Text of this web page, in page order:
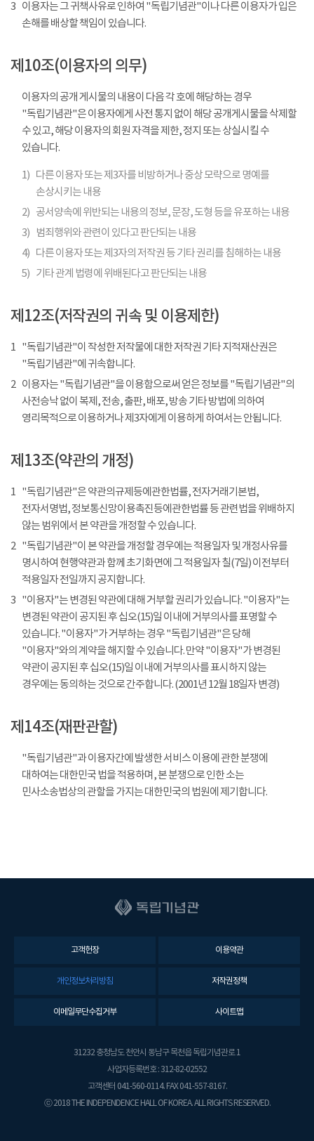
3 이용자는 그 귀책사유로 인하여 "독립기념관"이나 다른 이용자가 입은
손해를 배상할 책임이 있습니다.
제10조(이용자의 의무)
이용자의 공개 게시물의 내용이 다음 각 호에 해당하는 경우
"독립기념관"은 이용자에게 사전 통지 없이 해당 공개게시물을 삭제할
수 있고, 해당 이용자의 회원 자격을 제한, 정지 또는 상실시킬 수
있습니다.
1) 다른 이용자 또는 제3자를 비방하거나 중상 모략으로 명예를
손상시키는 내용
2) 공서양속에 위반되는 내용의 정보, 문장, 도형 등을 유포하는 내용
3)
범죄행위와 관련이 있다고 판단되는 내용
4) 다른 이용자 또는 제3자의 저작권 등 기타 권리를 침해하는 내용
5) 기타 관계 법령에 위배된다고 판단되는 내용
제12조(저작권의 귀속 및 이용제한)
1 "독립기념관"이 작성한 저작물에 대한 저작권 기타 지적재산권은
"독립기념관"에 귀속합니다.
2 이용자는 "독립기념관"을 이용함으로써 얻은 정보를 "독립기념관"의
사전승낙 없이 복제, 전송, 출판, 배포, 방송 기타 방법에 의하여
영리목적으로 이용하거나 제3자에게 이용하게 하여서는 안됩니다.
제13조(약관의 개정)
1 "독립기념관"은 약관의규제등에관한법률, 전자거래기본법,
전자서명법, 정보통신망이용촉진등에관한법률 등 관련법을 위배하지
않는 범위에서 본 약관을 개정할 수 있습니다.
2 "독립기념관"이 본 약관을 개정할 경우에는 적용일자 및 개정사유를
명시하여 현행약관과 함께 초기화면에 그 적용일자 칠(7일) 이전부터
적용일자 전일까지 공지합니다.
3 "이용자"는 변경된 약관에 대해 거부할 권리가 있습니다. "이용자"는
변경된 약관이 공지된 후 십오(15)일 이내에 거부의사를 표명할 수
있습니다. "이용자"가 거부하는 경우 "독립기념관"은 당해
"이용자"와의 계약을 해지할 수 있습니다. 만약 "이용자"가 변경된
약관이 공지된 후 십오(15)일 이내에 거부의사를 표시하지 않는
경우에는 동의하는 것으로 간주합니다. (2001년 12월 18일자 변경)
제14조(재판관할)
"독립기념관"과 이용자간에 발생한 서비스 이용에 관한 분쟁에
대하여는 대한민국 법을 적용하며, 본 분쟁으로 인한 소는
민사소송법상의 관할을 가지는 대한민국의 법원에 제기합니다.
고객헌장 이용약관
개인정보처리방침 저작권정책
이메일무단수집거부 사이트맵
31232 충청남도 천안시 동남구 목천읍 독립기념관로 1
사업자등록번호 : 312-82-02552
고객센터 041-560-0114. FAX 041-557-8167.
ⓒ 2018 THE INDEPENDENCE HALL OF KOREA. ALL RIGHTS RESERVED.